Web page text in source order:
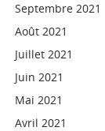
Septembre 2021
Août 2021
Juillet 2021
Juin 2021
Mai 2021
Avril 2021